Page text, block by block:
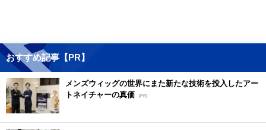
おすすめ記事【PR】
メンズウィッグの世界にまた新たな技術を投入したアー
トネイチャーの真価 [PR]